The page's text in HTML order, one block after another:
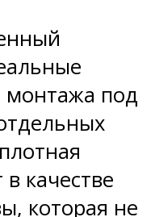
монтажа под
качестве
которая не